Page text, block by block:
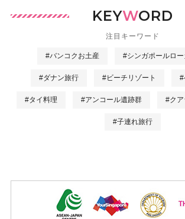
KEYWORD
注目キーワード
#バンコクお土産 #シンガポールロ
#ダナン旅行 #ビーチリゾート #
#タイ料理 #アンコール遺跡群 #ク
#子連れ旅行